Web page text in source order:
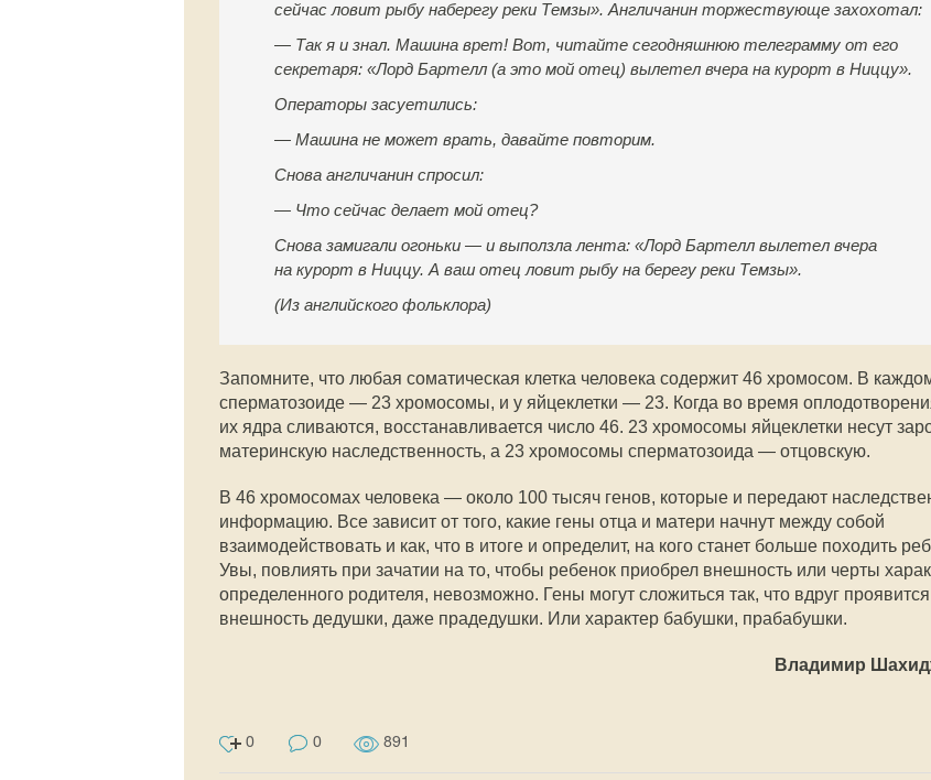
сейчас ловит рыбу наберегу реки Темзы». Англичанин торжествующе захохотал:
— Так я и знал. Машина врет! Вот, читайте сегодняшнюю телеграмму от его
секретаря: «Лорд Бартелл (а это мой отец) вылетел вчера на курорт в Ниццу».
Операторы засуетились:
— Машина не может врать, давайте повторим.
Снова англичанин спросил:
— Что сейчас делает мой отец?
Снова замигали огоньки — и выползла лента: «Лорд Бартелл вылетел вчера
на курорт в Ниццу. А ваш отец ловит рыбу на берегу реки Темзы».
(Из английского фольклора)
Запомните, что любая соматическая клетка человека содержит 46 хромосом. В
сперматозоиде — 23 хромосомы, и у яйцеклетки — 23. Когда во время
их ядра сливаются, восстанавливается число 46. 23 хромосомы яйцеклетки несут
материнскую наследственность, а 23 хромосомы сперматозоида — отцовскую.
В 46 хромосомах человека — около 100 тысяч генов, которые и передают
информацию. Все зависит от того, какие гены отца и матери начнут между собой
взаимодействовать и как, что в итоге и определит, на кого станет больше походить
Увы, повлиять при зачатии на то, чтобы ребенок приобрел внешность или черты
определенного родителя, невозможно. Гены могут сложиться так, что вдруг проявится
внешность дедушки, даже прадедушки. Или характер бабушки, прабабушки.
Владимир
0 0 891